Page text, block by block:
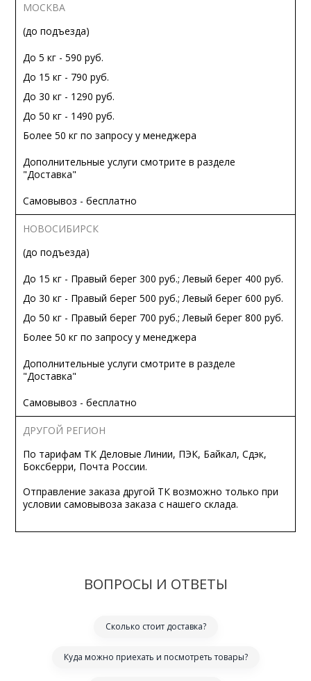
МОСКВА
(до подъезда)
До 5 кг - 590 руб.
До 15 кг - 790 руб.
До 30 кг - 1290 руб.
До 50 кг - 1490 руб.
Более 50 кг по запросу у менеджера
Дополнительные услуги смотрите в разделе
"Доставка"
Самовывоз - бесплатно
НОВОСИБИРСК
(до подъезда)
До 15 кг - Правый берег 300 руб.; Левый берег 400 руб.
До 30 кг - Правый берег 500 руб.; Левый берег 600 руб.
До 50 кг - Правый берег 700 руб.; Левый берег 800 руб.
Более 50 кг по запросу у менеджера
Дополнительные услуги смотрите в разделе
"Доставка"
Самовывоз - бесплатно
ДРУГОЙ РЕГИОН
По тарифам ТК Деловые Линии, ПЭК, Байкал, Сдэк,
Боксберри, Почта России.
Отправление заказа другой ТК возможно только при
условии самовывоза заказа с нашего склада.
ВОПРОСЫ И ОТВЕТЫ
Сколько стоит доставка?
Куда можно приехать и посмотреть товары?